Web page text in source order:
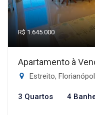
R$ 1.645.000
Apartamento à
Estreito,
3 Quartos 4